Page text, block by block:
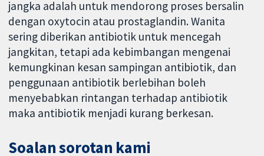
jangka adalah untuk mendorong proses bersalin
dengan oxytocin atau prostaglandin. Wanita
sering diberikan antibiotik untuk mencegah
jangkitan, tetapi ada kebimbangan mengenai
kemungkinan kesan sampingan antibiotik, dan
penggunaan antibiotik berlebihan boleh
menyebabkan rintangan terhadap antibiotik
maka antibiotik menjadi kurang berkesan.
Soalan sorotan kami